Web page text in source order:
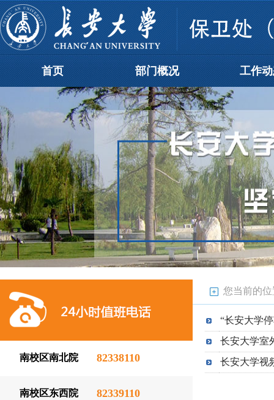
首页 部门概况 工作
南校区南北院 82338110
南校区东西院 82339110
您当前的
“长安大学
长安大学室
长安大学视